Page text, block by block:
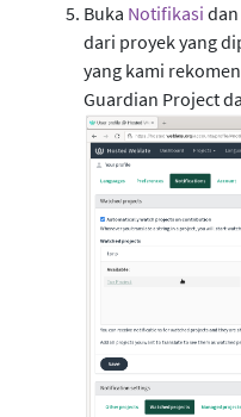
Buka Notifikasi
dari proyek yang
yang kami
Guardian Project